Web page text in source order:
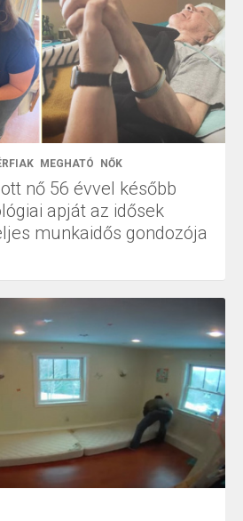
MEGHATÓ NŐK
nő 56 évvel később
apját az idősek
munkaidős gondozója